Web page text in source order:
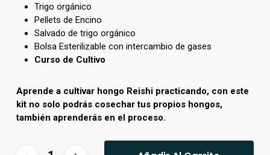
Trigo orgánico
Pellets de Encino
Salvado de trigo orgánico
Bolsa Esterilizable con intercambio de gases
Curso de Cultivo
Aprende a cultivar hongo Reishi practicando, con este
kit no solo podrás cosechar tus propios hongos,
también aprenderás en el proceso.